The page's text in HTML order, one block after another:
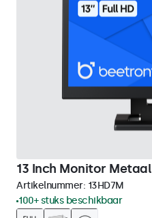
13 Inch Monitor Metaal
Artikelnummer: 13HD7M
100+ stuks beschikbaar